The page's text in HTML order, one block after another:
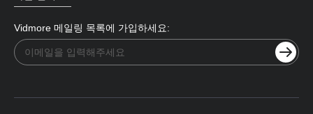
Vidmore 메일링 목록에 가입하세요: